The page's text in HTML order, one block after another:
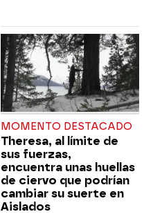
MOMENTO DESTACADO
Theresa, al límite de
sus fuerzas,
encuentra unas huellas
de ciervo que podrían
cambiar su suerte en
Aislados